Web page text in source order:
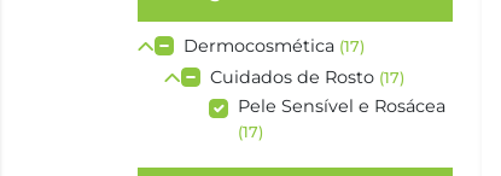
Dermocosmética (17)
Cuidados de Rosto (17)
Pele Sensível e Rosácea
(17)